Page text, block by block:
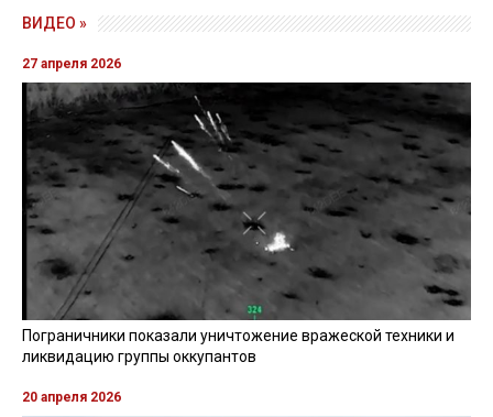
ВИДЕО »
27 апреля 2026
Пограничники показали уничтожение вражеской техники и
ликвидацию группы оккупантов
20 апреля 2026